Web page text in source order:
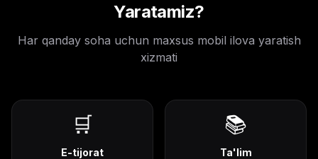
Yaratamiz?
Har qanday soha uchun maxsus mobil ilova yaratish
xizmati
🛒
E-tijorat
📚
Ta'lim